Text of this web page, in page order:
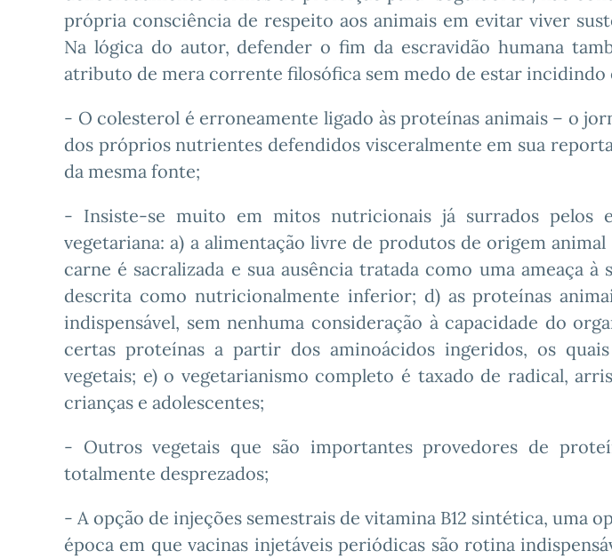
própria consciência de respeito aos animais em evitar viver
Na lógica do autor, defender o fim da escravidão humana
atributo de mera corrente filosófica sem medo de estar incidindo
- O colesterol é erroneamente ligado às proteínas animais – o
dos próprios nutrientes defendidos visceralmente em sua
da mesma fonte;
- Insiste-se muito em mitos nutricionais já surrados pelos
vegetariana: a) a alimentação livre de produtos de origem
carne é sacralizada e sua ausência tratada como uma ameaça à
descrita como nutricionalmente inferior; d) as proteínas
indispensável, sem nenhuma consideração à capacidade do
certas proteínas a partir dos aminoácidos ingeridos, os
vegetais; e) o vegetarianismo completo é taxado de radical,
crianças e adolescentes;
- Outros vegetais que são importantes provedores de
totalmente desprezados;
- A opção de injeções semestrais de vitamina B12 sintética, uma
época em que vacinas injetáveis periódicas são rotina